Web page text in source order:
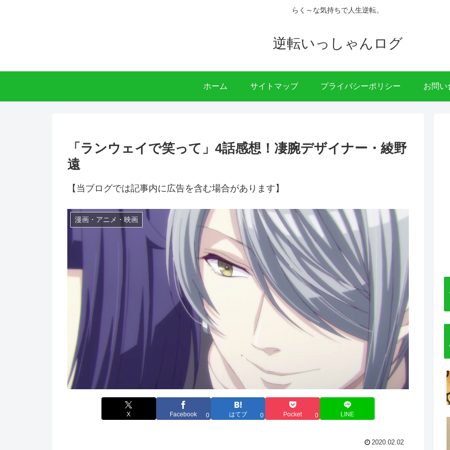
らく～な気持ちで人生逆転。
逆転いっしゃんログ
ホーム サイトマップ プライバシーポリシー お問い
「ランウェイで笑って」4話感想！凄腕デザイナー・綾野
遠
【当ブログでは記事内に広告を含む場合があります】
漫画・アニメ・映画
X Facebook 0 はてブ 0 Pocket 0 LINE
2020.02.02